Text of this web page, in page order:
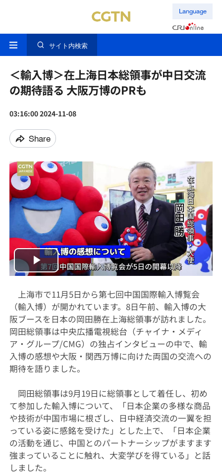
Language
サイト内検索
＜輸入博＞在上海日本総領事が中日交流
の期待語る 大阪万博のPRも
03:16:00 2024-11-08
Share
Play
Video
上海市で11月5日から第七回中国国際輸入博覧会
（輸入博）が開かれています。8日午前、輸入博の大
阪ブースを日本の岡田勝在上海総領事が訪れました。
岡田総領事は中央広播電視総台（チャイナ・メディ
ア・グループ/CMG）の独占インタビューの中で、輸
入博の感想や大阪・関西万博に向けた両国の交流への
期待を語りました。
岡田総領事は9月19日に総領事として着任し、初め
て参加した輸入博について、「日本企業の多様な商品
や技術が中国市場に根ざし、日中経済交流の一翼を担
っている姿に感銘を受けた」とした上で、「日本企業
の活動を通じ、中国とのパートナーシップがますます
強まっていることに触れ、大変学びを得ている」と話
しました。